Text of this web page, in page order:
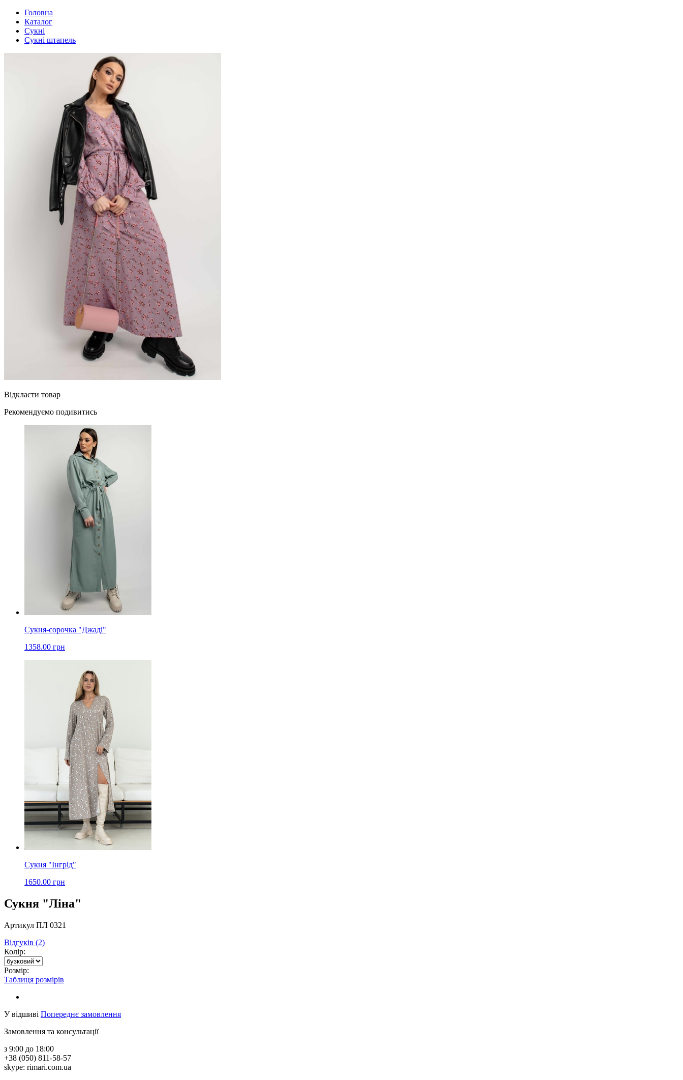
Головна
Каталог
Сукні
Сукні штапель
Відкласти товар
Рекомендуємо подивитись
Сукня-сорочка "Джаді"
1358.00 грн
Сукня "Інгрід"
1650.00 грн
Сукня "Ліна"
Артикул ПЛ 0321
Відгуків (2)
Колір:
Розмір:
Таблиця розмірів
У відшиві Попереднє замовлення
Замовлення та консультації
з 9:00 до 18:00
+38 (050) 811-58-57
skype: rimari.com.ua